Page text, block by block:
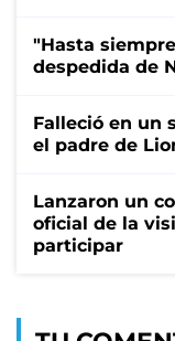
"Hasta
despedida de
Falleció en un
el padre de
Lanzaron un
oficial de la
participar